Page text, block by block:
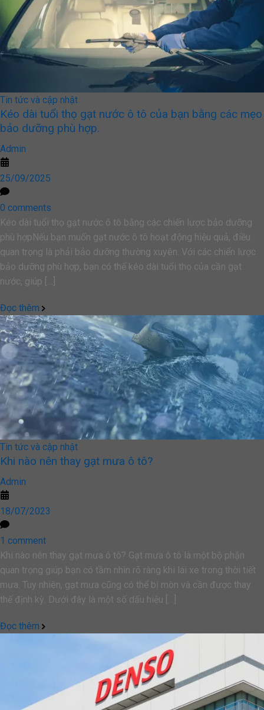
Tin tức và cập nhật
Kéo dài tuổi thọ gạt nước ô tô của bạn bằng các mẹo
bảo dưỡng phù hợp.
Admin
25/09/2025
0 comments
Kéo dài tuổi thọ gạt nước ô tô bằng các chiến lược bảo dưỡng
phù hợpNếu bạn muốn gạt nước ô tô hoạt động hiệu quả, điều
quan trọng là phải bảo dưỡng thường xuyên. Với các chiến lược
bảo dưỡng phù hợp, bạn có thể kéo dài tuổi thọ của cần gạt
nước, giúp […]
Đọc thêm
Tin tức và cập nhật
Khi nào nên thay gạt mưa ô tô?
Admin
18/07/2023
1 comment
Khi nào nên thay gạt mưa ô tô? Gạt mưa ô tô là một bộ phận
quan trọng giúp bạn có tầm nhìn rõ ràng khi lái xe trong thời tiết
mưa. Tuy nhiên, gạt mưa cũng có thể bị mòn và cần được thay
thế định kỳ. Dưới đây là một số dấu hiệu […]
Đọc thêm